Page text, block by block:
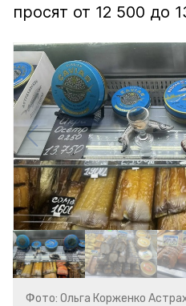
просят от 12 500 до
Фото: Ольга Корженко